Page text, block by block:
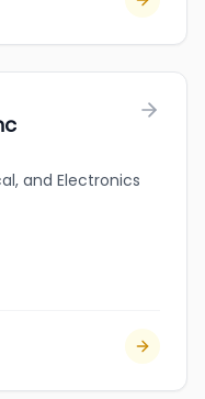
and Electronics